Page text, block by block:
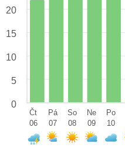
20
15
10
5
0
Čt
06
Pá
07
So
08
Ne
09
Po
10